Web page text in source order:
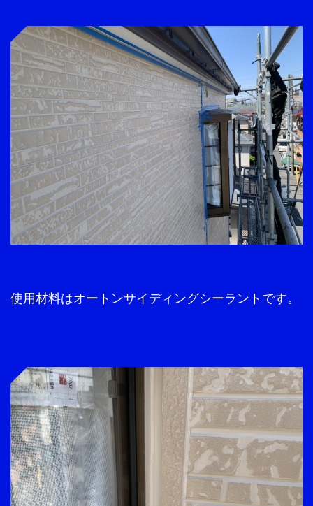
使用材料はオートンサイディングシーラントです。